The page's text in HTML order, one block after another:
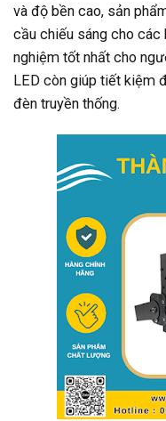
và độ bền cao, sản
cầu chiếu sáng cho các
nghiệm tốt nhất cho
LED còn giúp tiết kiệm
đèn truyền thống.